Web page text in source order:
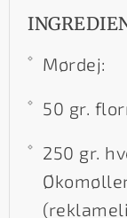
Mørdej:
50 gr.
250 gr.